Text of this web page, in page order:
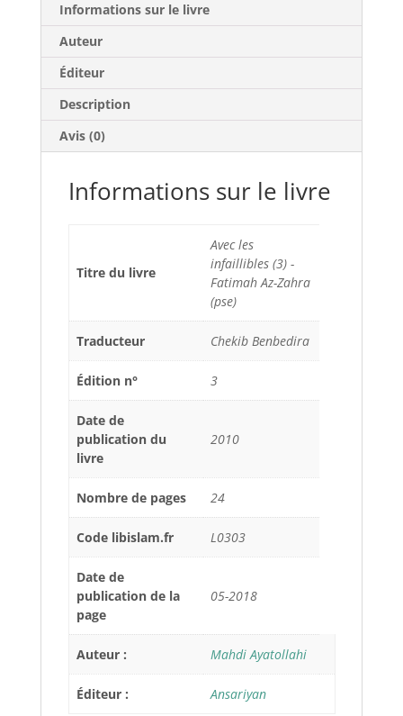
Informations sur le livre
Auteur
Éditeur
Description
Avis (0)
Informations sur le livre
Titre du livre
Avec les
infaillibles (3) -
Fatimah Az-Zahra
(pse)
Traducteur Chekib Benbedira
Édition n° 3
Date de
publication du
livre
2010
Nombre de pages 24
Code libislam.fr L0303
Date de
publication de la
page
05-2018
Auteur : Mahdi Ayatollahi
Éditeur : Ansariyan